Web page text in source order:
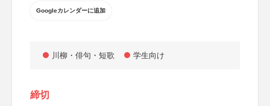
Googleカレンダーに追加
川柳・俳句・短歌 学生向け
締切